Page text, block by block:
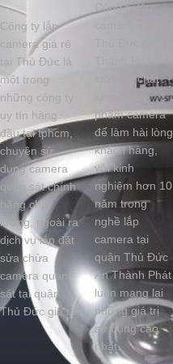
Công ty lắp
camera giá rẻ
tại Thủ Đức là
một trong
những công ty
uy tín hàng
đầu tại tphcm,
chuyên sử
dụng camera
quan sát chính
hãng chất
lượng, ngoài ra
dịch vụ lắp đặt
sửa chửa
camera quan
sát tại quận
Thủ Đức giá rẻ
Công ty lắp
luôn lấy chất
phẩm camera
để làm hài lòng
khách hàng,
với kinh
nghiệm hơn 10
năm trong
nghề lắp
camera tại
quận Thủ Đức
An Thành Phát
luôn mang lại
những giá trị
sử dụng cao
nhất.